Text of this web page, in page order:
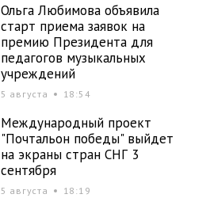
Ольга Любимова объявила
старт приема заявок на
премию Президента для
педагогов музыкальных
учреждений
5 августа 18:54
Международный проект
"Почтальон победы" выйдет
на экраны стран СНГ 3
сентября
5 августа 18:19